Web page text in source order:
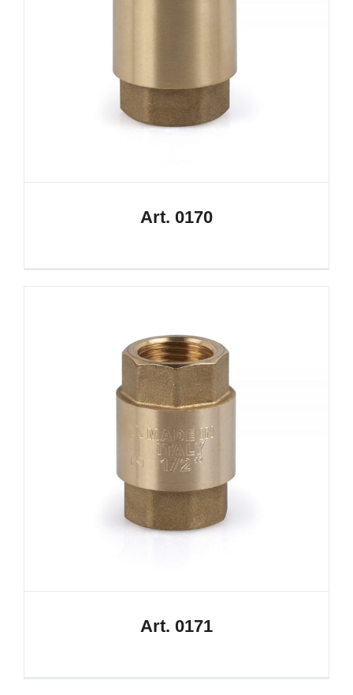
Art. 0170
Art. 0171